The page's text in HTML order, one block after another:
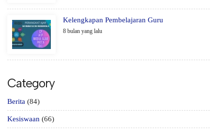
Kelengkapan Pembelajaran Guru
8 bulan yang lalu
Category
Berita (84)
Kesiswaan (66)